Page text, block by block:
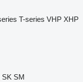
T-series VHP XHP
SK SM